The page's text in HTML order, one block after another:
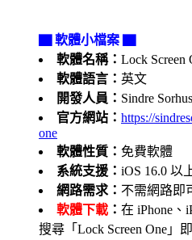
▇ 軟體小檔案 ▇
軟體名稱： Lock Screen
軟體語言： 英文
開發人員： Sindre Sorhus
官方網站： https://
one
軟體性質： 免費軟體
系統支援： iOS 16.0 以
網路需求： 不需網路即
軟體下載 ： 在 iPhone、
搜尋「Lock Screen One」